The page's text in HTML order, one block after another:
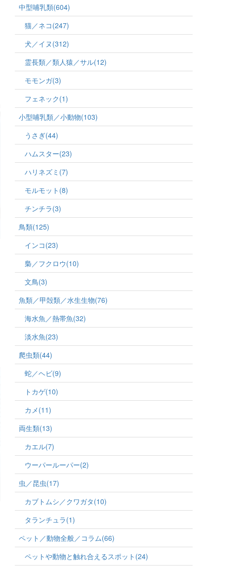
中型哺乳類(604)
猫／ネコ(247)
犬／イヌ(312)
霊長類／類人猿／サル(12)
モモンガ(3)
フェネック(1)
小型哺乳類／小動物(103)
うさぎ(44)
ハムスター(23)
ハリネズミ(7)
モルモット(8)
チンチラ(3)
鳥類(125)
インコ(23)
梟／フクロウ(10)
文鳥(3)
魚類／甲殻類／水生生物(76)
海水魚／熱帯魚(32)
淡水魚(23)
爬虫類(44)
蛇／ヘビ(9)
トカゲ(10)
カメ(11)
両生類(13)
カエル(7)
ウーパールーパー(2)
虫／昆虫(17)
カブトムシ／クワガタ(10)
タランチュラ(1)
ペット／動物全般／コラム(66)
ペットや動物と触れ合えるスポット(24)